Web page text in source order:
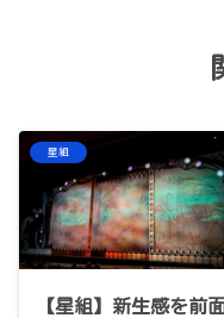
星組
【星組】新生感を前